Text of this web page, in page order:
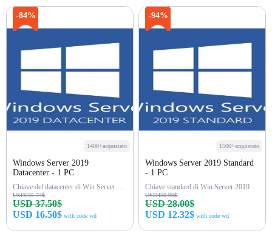
-84%
1400+acquistato
Windows Server 2019
Datacenter - 1 PC
Chiave del datacenter di Win Server 2019
USD235.74$
USD 37.50$
USD 16.50$ with code wd
-94%
1500+acquistato
Windows Server 2019 Standard
- 1 PC
Chiave standard di Win Server 2019
USD450.99$
USD 28.00$
USD 12.32$ with code wd